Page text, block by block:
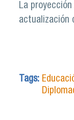
La
actualización
Tags: